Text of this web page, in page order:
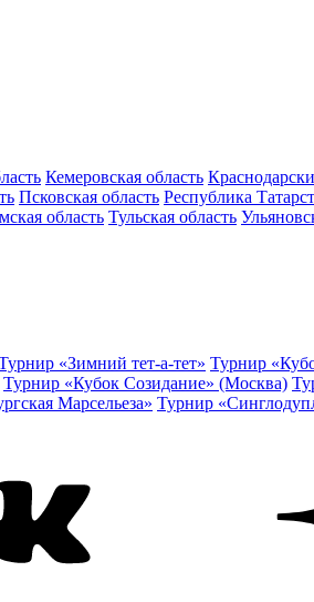
Кемеровская область
Псковская область Республика
область Тульская область
«Зимний тет-а-тет» Турнир
Турнир «Кубок Созидание» (Москва)
Марсельеза» Турнир